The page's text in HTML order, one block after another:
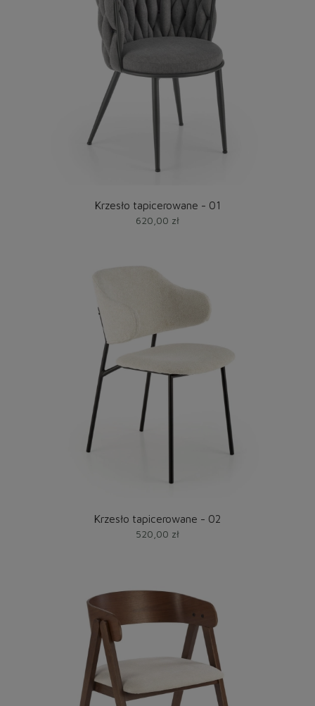
Krzesło tapicerowane - 01
620,00 zł
Krzesło tapicerowane - 02
520,00 zł